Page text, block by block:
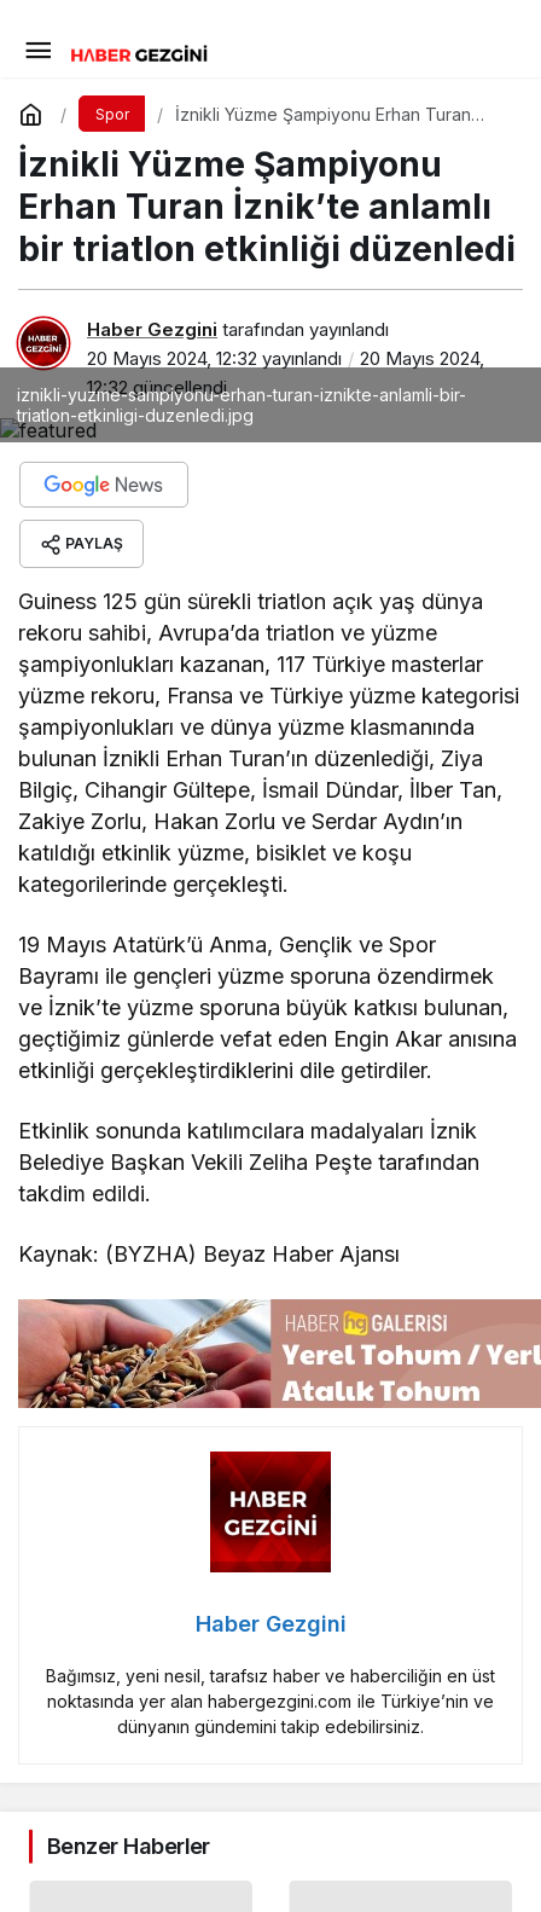
Spor
İznikli Yüzme Şampiyonu Erhan Turan
düzenledi
İznikli Yüzme Şampiyonu
Erhan Turan İznik’te anlamlı
bir triatlon etkinliği düzenledi
Haber Gezgini tarafından yayınlandı
20 Mayıs 2024, 12:32 yayınlandı
20 Mayıs 2024,
12:32güncellendi
iznikli-yuzme-sampiyonu-erhan-turan-iznikte-anlamli-bir-
triatlon-etkinligi-duzenledi.jpg
PAYLAŞ
Guiness 125 gün sürekli triatlon açık yaş dünya
rekoru sahibi, Avrupa’da triatlon ve yüzme
şampiyonlukları kazanan, 117 Türkiye masterlar
yüzme rekoru, Fransa ve Türkiye yüzme kategorisi
şampiyonlukları ve dünya yüzme klasmanında
bulunan İznikli Erhan Turan’ın düzenlediği, Ziya
Bilgiç, Cihangir Gültepe, İsmail Dündar, İlber Tan,
Zakiye Zorlu, Hakan Zorlu ve Serdar Aydın’ın
katıldığı etkinlik yüzme, bisiklet ve koşu
kategorilerinde gerçekleşti.
19 Mayıs Atatürk’ü Anma, Gençlik ve Spor
Bayramı ile gençleri yüzme sporuna özendirmek
ve İznik’te yüzme sporuna büyük katkısı bulunan,
geçtiğimiz günlerde vefat eden Engin Akar anısına
etkinliği gerçekleştirdiklerini dile getirdiler.
Etkinlik sonunda katılımcılara madalyaları İznik
Belediye Başkan Vekili Zeliha Peşte tarafından
takdim edildi.
Kaynak: (BYZHA) Beyaz Haber Ajansı
Haber Gezgini
Bağımsız, yeni nesil, tarafsız haber ve haberciliğin en üst
noktasında yer alan habergezgini.com ile Türkiye’nin ve
dünyanın gündemini takip edebilirsiniz.
Benzer Haberler